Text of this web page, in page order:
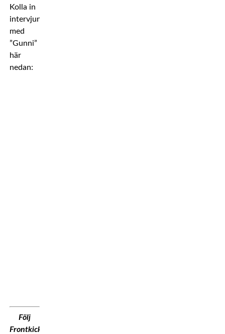
Kolla in
intervjun
med
”Gunni”
här
nedan:
Följ
Frontkick.Online